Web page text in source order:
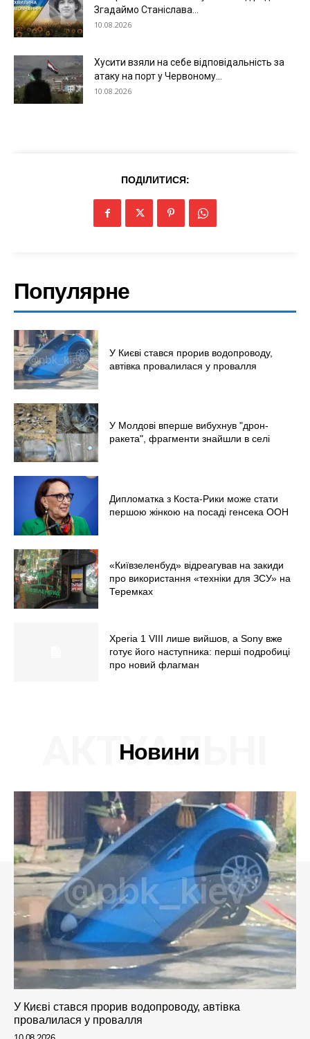
Меню
Згадаймо Станіслава...
10.08.2026
Хусити взяли на себе відповідальність за
атаку на порт у Червоному...
10.08.2026
ПОДІЛИТИСЯ:
Популярне
У Києві стався прорив водопроводу,
автівка провалилася у провалля
У Молдові вперше вибухнув "дрон-
ракета", фрагменти знайшли в селі
Дипломатка з Коста-Рики може стати
першою жінкою на посаді генсека ООН
«Київзеленбуд» відреагував на закиди
про використання «техніки для ЗСУ» на
Теремках
Xperia 1 VIII лише вийшов, а Sony вже
готує його наступника: перші подробиці
про новий флагман
Новини
АКТУАЛЬНІ
У Києві стався прорив водопроводу, автівка
провалилася у провалля